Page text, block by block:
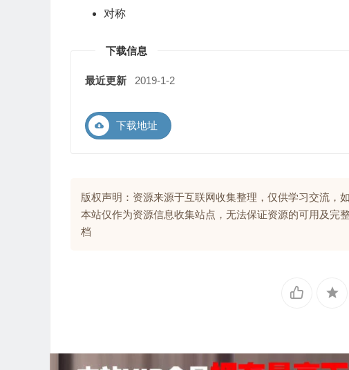
对称
下载信息
最近更新 2019-1-2
下载地址
版权声明：资源来源于互联网收集整理，仅供学习交流，
本站仅作为资源信息收集站点，无法保证资源的可用及完
档